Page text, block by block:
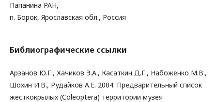
Папанина РАН,
п. Борок, Ярославская обл., Россия
Библиографические ссылки
Арзанов Ю.Г., Хачиков Э.А., Касаткин Д.Г., Набоженко М.В.,
Шохин И.В., Рудайков А.Е. 2004. Предварительный список
жесткокрылых (Coleoptera) территории музея